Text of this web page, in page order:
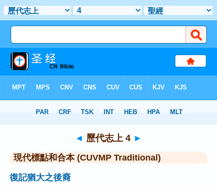
> 歷代志上 4
◄ 歷代志上 4 ►
現代標點和合本 (CUVMP Traditional)
復記猶大之後裔